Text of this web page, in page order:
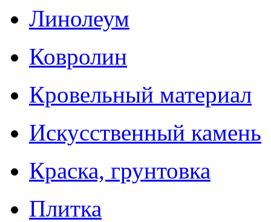
Линолеум
Ковролин
Кровельный материал
Искусственный камень
Краска, грунтовка
Плитка